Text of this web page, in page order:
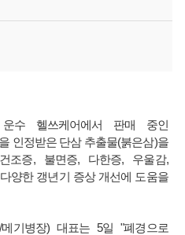
수 헬쓰케어에서 판매 중인
인정받은 단삼 추출물(붉은삼)을
조증, 불면증, 다한증, 우울감,
양한 갱년기 증상 개선에 도움을
기병장) 대표는 5일 "폐경으로